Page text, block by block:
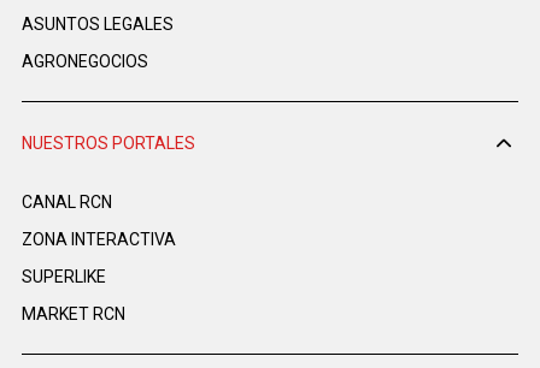
ASUNTOS LEGALES
AGRONEGOCIOS
NUESTROS PORTALES
CANAL RCN
ZONA INTERACTIVA
SUPERLIKE
MARKET RCN